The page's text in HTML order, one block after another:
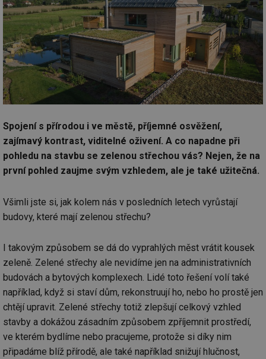
Spojení s přírodou i ve městě, příjemné osvěžení,
zajímavý kontrast, viditelné oživení. A co napadne při
pohledu na stavbu se zelenou střechou vás? Nejen, že na
první pohled zaujme svým vzhledem, ale je také užitečná.
Všimli jste si, jak kolem nás v posledních letech vyrůstají
budovy, které mají zelenou střechu?
I takovým způsobem se dá do vyprahlých měst vrátit kousek
zeleně. Zelené střechy ale nevidíme jen na administrativních
budovách a bytových komplexech. Lidé toto řešení volí také
například, když si staví dům, rekonstruují ho, nebo ho prostě jen
chtějí upravit. Zelené střechy totiž zlepšují celkový vzhled
stavby a dokážou zásadním způsobem zpříjemnit prostředí,
ve kterém bydlíme nebo pracujeme, protože si díky nim
připadáme blíž přírodě, ale také například snižují hlučnost,